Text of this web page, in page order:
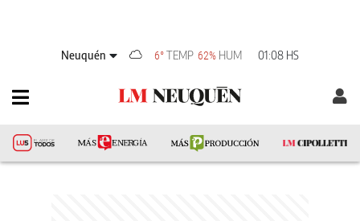
Neuquén 6°TEMP 62% HUM 01:08 HS